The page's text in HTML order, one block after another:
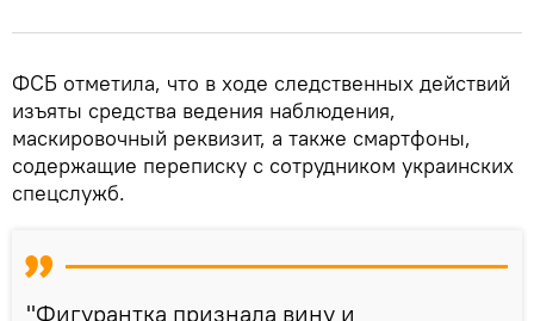
ФСБ отметила, что в ходе следственных действий
изъяты средства ведения наблюдения,
маскировочный реквизит, а также смартфоны,
содержащие переписку с сотрудником украинских
спецслужб.
"Фигурантка признала вину и